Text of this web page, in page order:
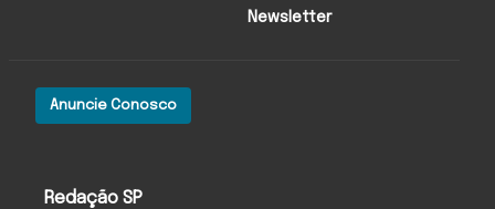
Redação SP
Anuncie Conosco
Newsletter